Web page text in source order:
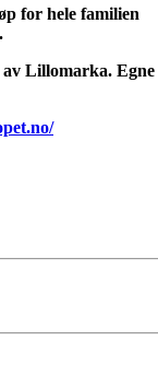
for hele familien
Lillomarka. Egne